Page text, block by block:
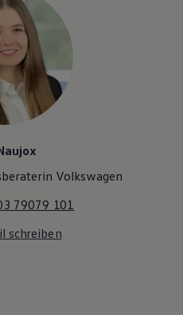
Volkswagen
79079 101
schreiben